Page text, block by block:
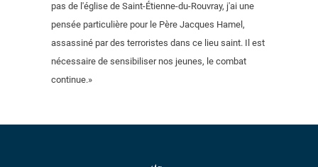
pas de l'église de Saint-Étienne-du-Rouvray, j'ai une
pensée particulière pour le Père Jacques Hamel,
assassiné par des terroristes dans ce lieu saint. Il est
nécessaire de sensibiliser nos jeunes, le combat
continue.»